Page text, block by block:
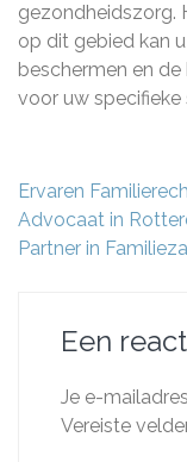
gezondheidszorg.
op dit gebied kan
beschermen en
voor uw specifieke
Ervaren
Advocaat in
Partner in
Een
Je e-
Vereiste